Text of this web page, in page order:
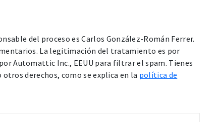
del proceso es Carlos González-Román Ferrer.
La legitimación del tratamiento es por
Automattic Inc., EEUU para filtrar el spam. Tienes
derechos, como se explica en la política de